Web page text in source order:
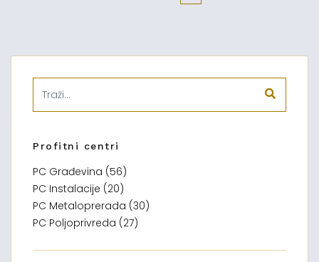
Profitni centri
PC Građevina (56)
PC Instalacije (20)
PC Metaloprerada (30)
PC Poljoprivreda (27)